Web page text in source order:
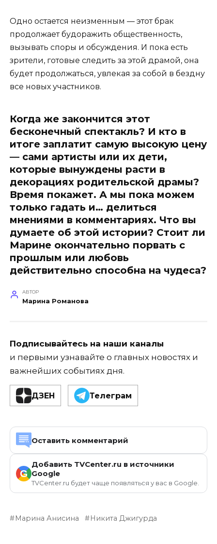
Одно остается неизменным — этот брак
продолжает будоражить общественность,
вызывать споры и обсуждения. И пока есть
зрители, готовые следить за этой драмой, она
будет продолжаться, увлекая за собой в бездну
все новых участников.
Когда же закончится этот
бесконечный спектакль? И кто в
итоге заплатит самую высокую цену
— сами артисты или их дети,
которые вынуждены расти в
декорациях родительской драмы?
Время покажет. А мы пока можем
только гадать и… делиться
мнениями в комментариях. Что вы
думаете об этой истории? Стоит ли
Марине окончательно порвать с
прошлым или любовь
действительно способна на чудеса?
АВТОР
Марина Романова
Подписывайтесь на наши каналы
и первыми узнавайте о главных новостях и
важнейших событиях дня.
ДЗЕН Телеграм
Оставить комментарий
G
Добавить TVCenter.ru в источники
Google
TVCenter.ru будет чаще появляться у вас в Google.
Марина Анисина Никита Джигурда